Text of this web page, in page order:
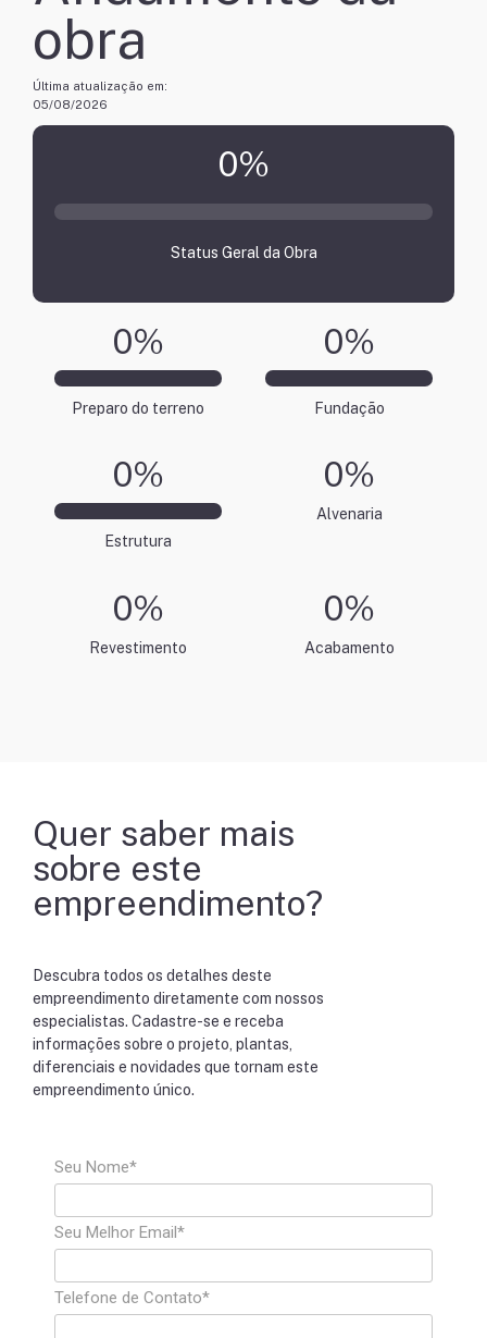
obra
Última atualização em:
05/08/2026
0%
Status Geral da Obra
0%
Preparo do terreno
0%
Fundação
0%
Estrutura
0%
Alvenaria
0%
Revestimento
0%
Acabamento
Quer saber mais
sobre este
empreendimento?
Descubra todos os detalhes deste
empreendimento diretamente com nossos
especialistas. Cadastre-se e receba
informações sobre o projeto, plantas,
diferenciais e novidades que tornam este
empreendimento único.
Seu Nome*
Seu Melhor Email*
Telefone de Contato*